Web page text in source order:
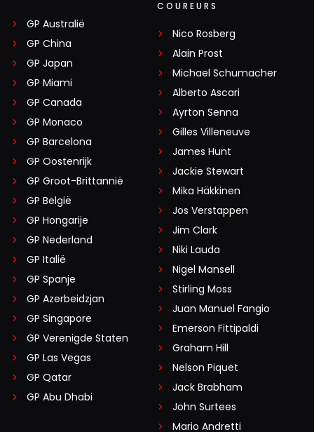
GP Australië
GP China
GP Japan
GP Miami
GP Canada
GP Monaco
GP Barcelona
GP Oostenrijk
GP Groot-Brittannië
GP België
GP Hongarije
GP Nederland
GP Italië
GP Spanje
GP Azerbeidzjan
GP Singapore
GP Verenigde Staten
GP Las Vegas
GP Qatar
GP Abu Dhabi
COUREURS
Nico Rosberg
Alain Prost
Michael Schumacher
Alberto Ascari
Ayrton Senna
Gilles Villeneuve
James Hunt
Jackie Stewart
Mika Häkkinen
Jos Verstappen
Jim Clark
Niki Lauda
Nigel Mansell
Stirling Moss
Juan Manuel Fangio
Emerson Fittipaldi
Graham Hill
Nelson Piquet
Jack Brabham
John Surtees
Mario Andretti